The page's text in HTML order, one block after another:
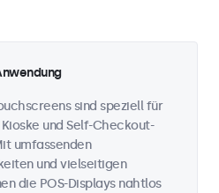
sind speziell für
und Self-Checkout-
umfassenden
und vielseitigen
die POS-Displays nahtlos